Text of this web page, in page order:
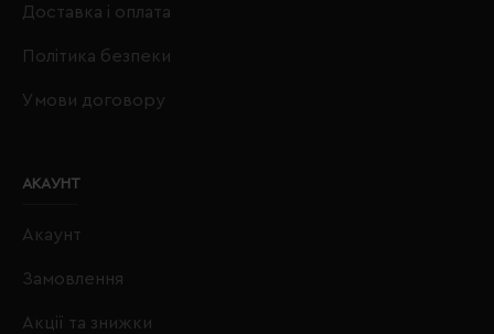
Доставка і оплата
Політика безпеки
Умови договору
АКАУНТ
Акаунт
Замовлення
Акції та знижки